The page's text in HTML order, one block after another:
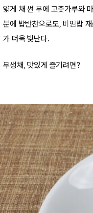
얇게 채 썬 무에 고춧가루와
분에 밥반찬으로도, 비빔밥
가 더욱 빛난다.
무생채, 맛있게 즐기려면?